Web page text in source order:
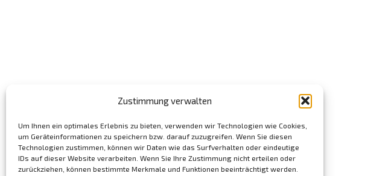
Zustimmung verwalten
Um Ihnen ein optimales Erlebnis zu bieten, verwenden wir Technologien wie Cookies,
um Geräteinformationen zu speichern bzw. darauf zuzugreifen. Wenn Sie diesen
Technologien zustimmen, können wir Daten wie das Surfverhalten oder eindeutige
IDs auf dieser Website verarbeiten. Wenn Sie Ihre Zustimmung nicht erteilen oder
zurückziehen, können bestimmte Merkmale und Funktionen beeinträchtigt werden.